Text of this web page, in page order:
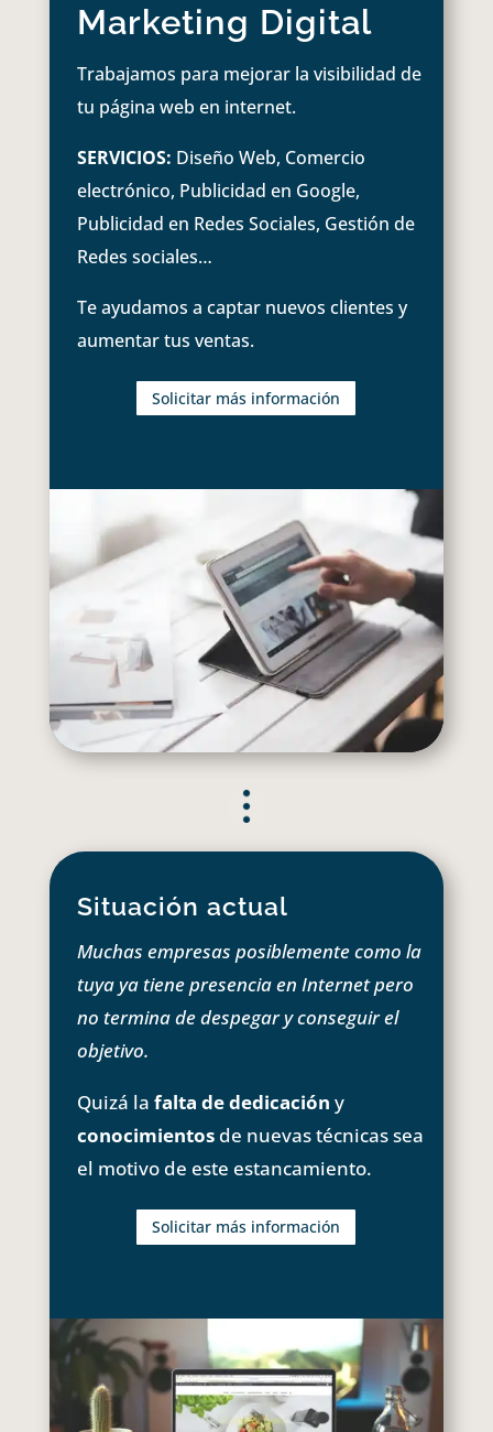
Marketing Digital
Trabajamos para mejorar la visibilidad de
tu página web en internet.
SERVICIOS: Diseño Web, Comercio
electrónico, Publicidad en Google,
Publicidad en Redes Sociales, Gestión de
Redes sociales…
Te ayudamos a captar nuevos clientes y
aumentar tus ventas.
Solicitar más información
Situación actual
Muchas empresas posiblemente como la
tuya ya tiene presencia en Internet pero
no termina de despegar y conseguir el
objetivo.
Quizá la falta de dedicación y
conocimientosde nuevas técnicas sea
el motivo de este estancamiento.
Solicitar más información